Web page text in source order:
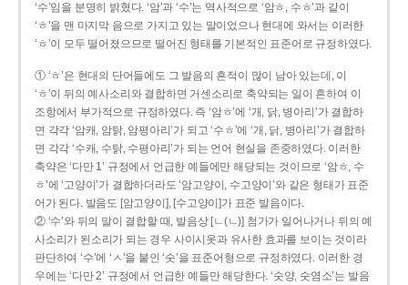
‘수’임을 분명히 밝혔다. ‘암’과 ‘수’는 역사적으로 ‘암ㅎ, 수ㅎ’과 같이
‘ㅎ’을 맨 마지막 음으로 가지고 있는 말이었으나 현대에 와서는 이러한
‘ㅎ’이 모두 떨어졌으므로 떨어진 형태를 기본적인 표준어로 규정하였다.
① ‘ㅎ’은 현대의 단어들에도 그 발음의 흔적이 많이 남아 있는데, 이
‘ㅎ’이 뒤의 예사소리와 결합하면 거센소리로 축약되는 일이 흔하여 이
조항에서 부가적으로 규정하였다. 즉 ‘암ㅎ’에 ‘개, 닭, 병아리’가 결합하
면 각각 ‘암캐, 암탉, 암평아리’가 되고 ‘수ㅎ’에 ‘개, 닭, 병아리’가 결합하
면 각각 ‘수캐, 수탉, 수평아리’가 되는 언어 현실을 존중하였다. 이러한
축약은 ‘다만 1’ 규정에서 언급한 예들에만 해당되는 것이므로 ‘암ㅎ, 수
ㅎ’에 ‘고양이’가 결합하더라도 ‘암고양이, 수고양이’와 같은 형태가 표준
어가 된다. 발음도 [암고양이], [수고양이]가 표준 발음이다.
② ‘수’와 뒤의 말이 결합할 때, 발음상 [ㄴ(ㄴ)] 첨가가 일어나거나 뒤의 예
사소리가 된소리가 되는 경우 사이시옷과 유사한 효과를 보이는 것이라
판단하여 ‘수’에 ‘ㅅ’을 붙인 ‘숫’을 표준어형으로 규정하였다. 이러한 경
우에는 ‘다만 2’ 규정에서 언급한 예들만 해당한다. ‘숫양, 숫염소’는 발음